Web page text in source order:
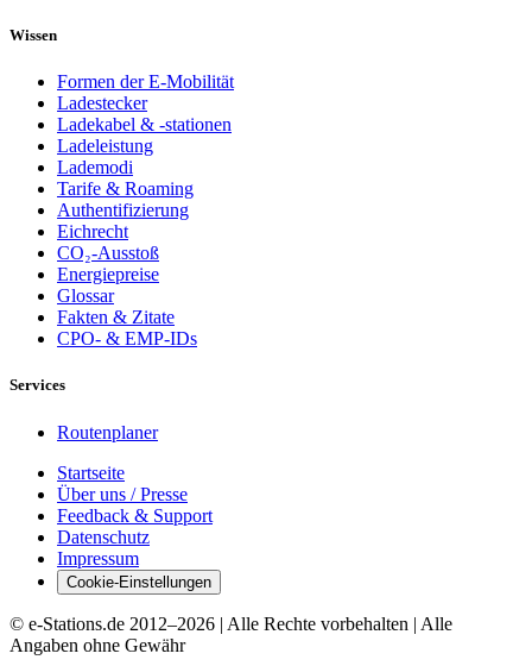
Wissen
Formen der E-Mobilität
Ladestecker
Ladekabel & -stationen
Ladeleistung
Lademodi
Tarife & Roaming
Authentifizierung
Eichrecht
CO₂-Ausstoß
Energiepreise
Glossar
Fakten & Zitate
CPO- & EMP-IDs
Services
Routenplaner
Startseite
Über uns / Presse
Feedback & Support
Datenschutz
Impressum
Cookie-Einstellungen
© e-Stations.de 2012–2026 | Alle Rechte vorbehalten | Alle
Angaben ohne Gewähr